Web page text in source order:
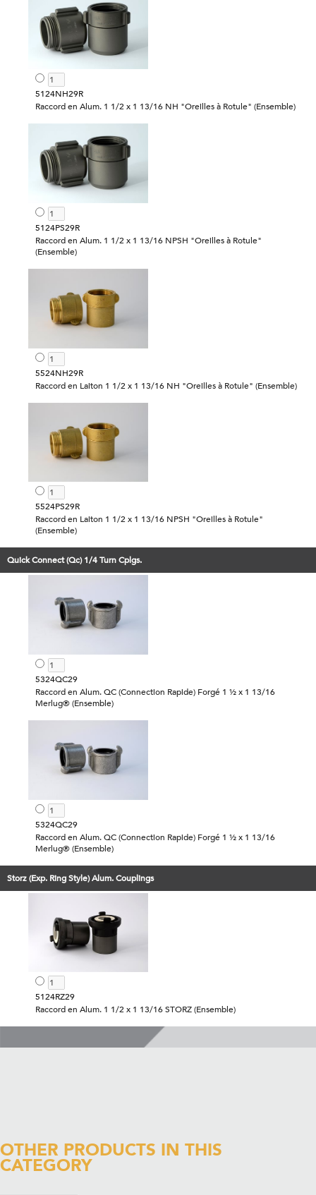
5124NH29R
Raccord en Alum. 1 1/2 x 1 13/16 NH "Oreilles à Rotule" (Ensemble)
5124PS29R
Raccord en Alum. 1 1/2 x 1 13/16 NPSH "Oreilles à Rotule"
(Ensemble)
5524NH29R
Raccord en Laiton 1 1/2 x 1 13/16 NH "Oreilles à Rotule" (Ensemble)
5524PS29R
Raccord en Laiton 1 1/2 x 1 13/16 NPSH "Oreilles à Rotule"
(Ensemble)
Quick Connect (Qc) 1/4 Turn Cplgs.
5324QC29
Raccord en Alum. QC (Connection Rapide) Forgé 1 ½ x 1 13/16
Merlug® (Ensemble)
5324QC29
Raccord en Alum. QC (Connection Rapide) Forgé 1 ½ x 1 13/16
Merlug® (Ensemble)
Storz (Exp. Ring Style) Alum. Couplings
5124RZ29
Raccord en Alum. 1 1/2 x 1 13/16 STORZ (Ensemble)
OTHER PRODUCTS IN THIS
CATEGORY